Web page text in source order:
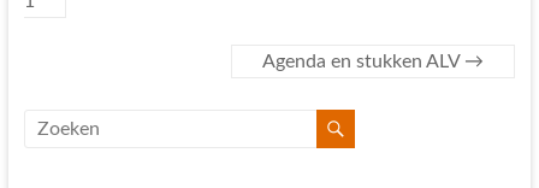
Agenda en stukken ALV →